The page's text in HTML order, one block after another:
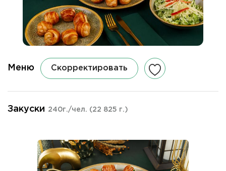
Меню Скорректировать
Закуски 240г./чел. (22 825 г.)